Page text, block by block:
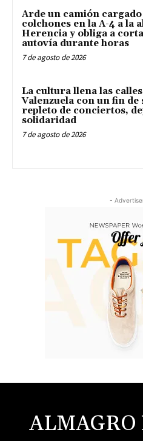
Arde un camión cargado
colchones en la A-4 a la
Herencia y obliga a
autovía durante horas
7 de agosto de 2026
La cultura llena las
Valenzuela con un fin de
repleto de conciertos,
solidaridad
7 de agosto de 2026
-
ALMAGRO